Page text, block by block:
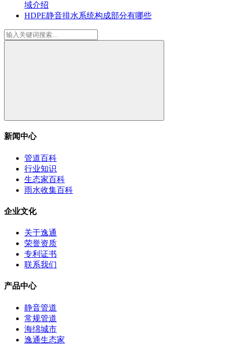
域介绍
HDPE静音排水系统构成部分有哪些
新闻中心
管道百科
行业知识
生态家百科
雨水收集百科
企业文化
关于逸通
荣誉资质
专利证书
联系我们
产品中心
静音管道
常规管道
海绵城市
逸通生态家